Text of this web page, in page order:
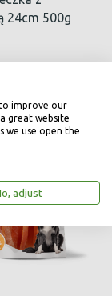
24cm 500g
improve our
great website
we use open the
adjust